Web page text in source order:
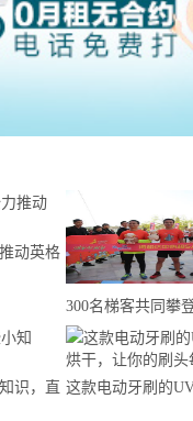
动英格
300名梯客共同攀
马拉松超级精英赛
站欢乐开跑
识，直 这款电动牙刷的